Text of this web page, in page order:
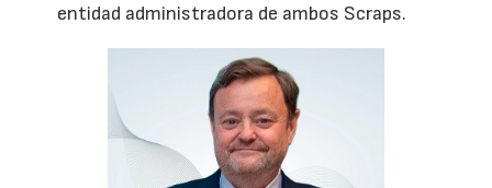
entidad administradora de ambos Scraps.